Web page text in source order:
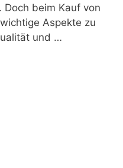
beim Kauf von
Aspekte zu
und …